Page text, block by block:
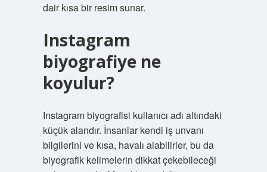
dair kısa bir resim sunar.
Instagram
biyografiye ne
koyulur?
Instagram biyografisi kullanıcı adı altındaki
küçük alandır. İnsanlar kendi iş unvanı
bilgilerini ve kısa, havalı alabilirler, bu da
biyografik kelimelerin dikkat çekebileceği